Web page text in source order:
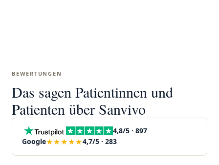
BEWERTUNGEN
Das sagen Patientinnen und
Patienten über Sanvivo
4,8/5 · 897
Google★★★★★4,7/5 · 283